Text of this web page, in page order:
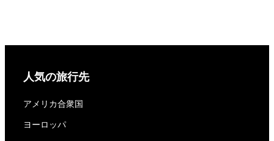
人気の旅行先
アメリカ合衆国
ヨーロッパ